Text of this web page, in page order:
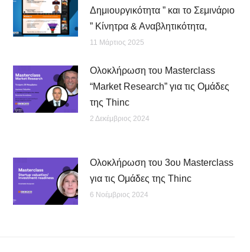
Δημιουργικότητα ” και το Σεμινάριο
” Κίνητρα & Αναβλητικότητα,
11 Μάρτιος 2025
Ολοκλήρωση του Masterclass
“Market Research” για τις Ομάδες
της Thinc
2 Δεκέμβριος 2024
Ολοκλήρωση του 3ου Masterclass
για τις Ομάδες της Thinc
6 Νοέμβριος 2024